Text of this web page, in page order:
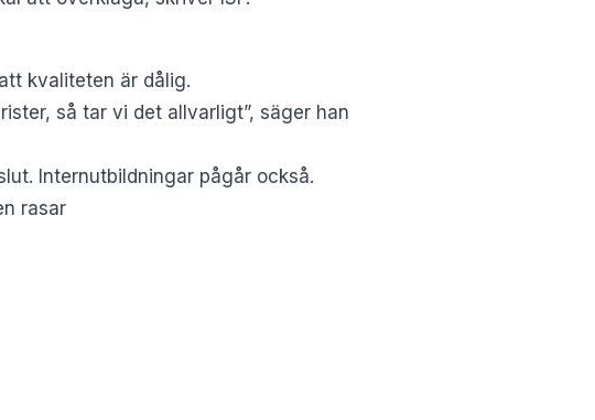
kvaliteten är dålig.
så tar vi det allvarligt”, säger han
Internutbildningar pågår också.
rasar